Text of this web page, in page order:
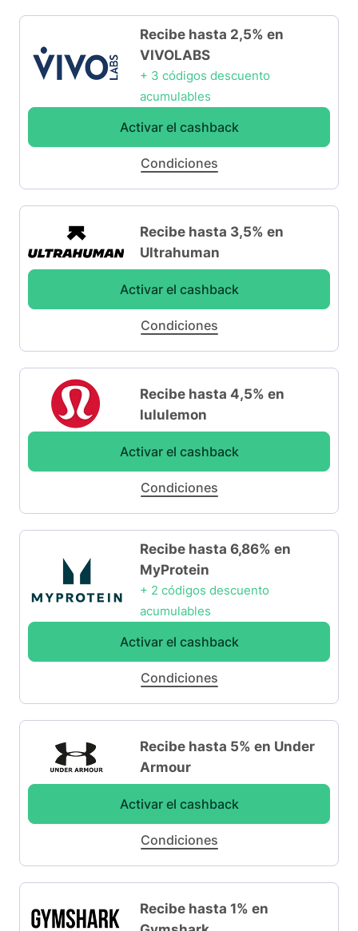
Recibe hasta 2,5% en
VIVOLABS
+ 3 códigos descuento
acumulables
Activar el cashback
Condiciones
Recibe hasta 3,5% en
Ultrahuman
Activar el cashback
Condiciones
Recibe hasta 4,5% en
lululemon
Activar el cashback
Condiciones
Recibe hasta 6,86% en
MyProtein
+ 2 códigos descuento
acumulables
Activar el cashback
Condiciones
Recibe hasta 5% en Under
Armour
Activar el cashback
Condiciones
Recibe hasta 1% en